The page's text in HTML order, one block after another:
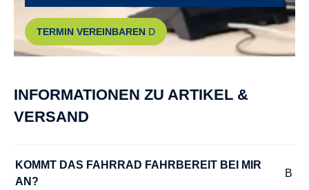
GEWICHT :
ca. 27,2 kg
GRIP ERGON GP10
TERMIN VEREINBAREN
INFORMATIONEN ZU ARTIKEL &
VERSAND
KOMMT DAS FAHRRAD FAHRBEREIT BEI MIR
AN?